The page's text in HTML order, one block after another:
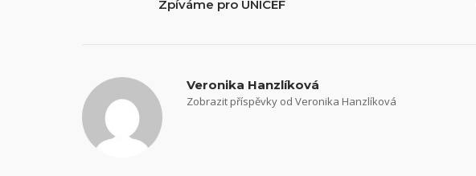
Zpíváme pro UNICEF
Veronika Hanzlíková
Zobrazit příspěvky od Veronika Hanzlíková